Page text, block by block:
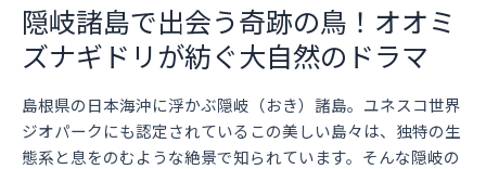
隠岐諸島で出会う奇跡の鳥！オオミ
ズナギドリが紡ぐ大自然のドラマ
島根県の日本海沖に浮かぶ隠岐（おき）諸島。ユネスコ世界
ジオパークにも認定されているこの美しい島々は、独特の生
態系と息をのむような絶景で知られています。そんな隠岐の